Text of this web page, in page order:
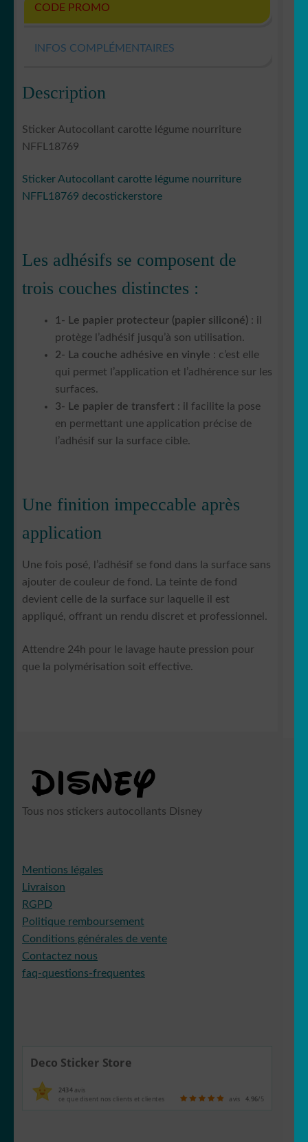
CODE PROMO
INFOS COMPLÉMENTAIRES
Description
Sticker Autocollant carotte légume nourriture
NFFL18769
Sticker Autocollant carotte légume nourriture
NFFL18769 decostickerstore
Les adhésifs se composent de
trois couches distinctes :
1- Le papier protecteur (papier siliconé) : il
protège l’adhésif jusqu’à son utilisation.
2- La couche adhésive en vinyle : c’est elle
qui permet l’application et l’adhérence sur les
surfaces.
3- Le papier de transfert : il facilite la pose
en permettant une application précise de
l’adhésif sur la surface cible.
Une finition impeccable après
application
Une fois posé, l’adhésif se fond dans la surface sans
ajouter de couleur de fond. La teinte de fond
devient celle de la surface sur laquelle il est
appliqué, offrant un rendu discret et professionnel.
Attendre 24h pour le lavage haute pression pour
que la polymérisation soit effective.
Tous nos stickers autocollants Disney
Mentions légales
Livraison
RGPD
Politique remboursement
Conditions générales de vente
Contactez nous
faq-questions-frequentes
Deco Sticker Store
2434avis
ce que disent nos clients et clientes avis 4.96/5